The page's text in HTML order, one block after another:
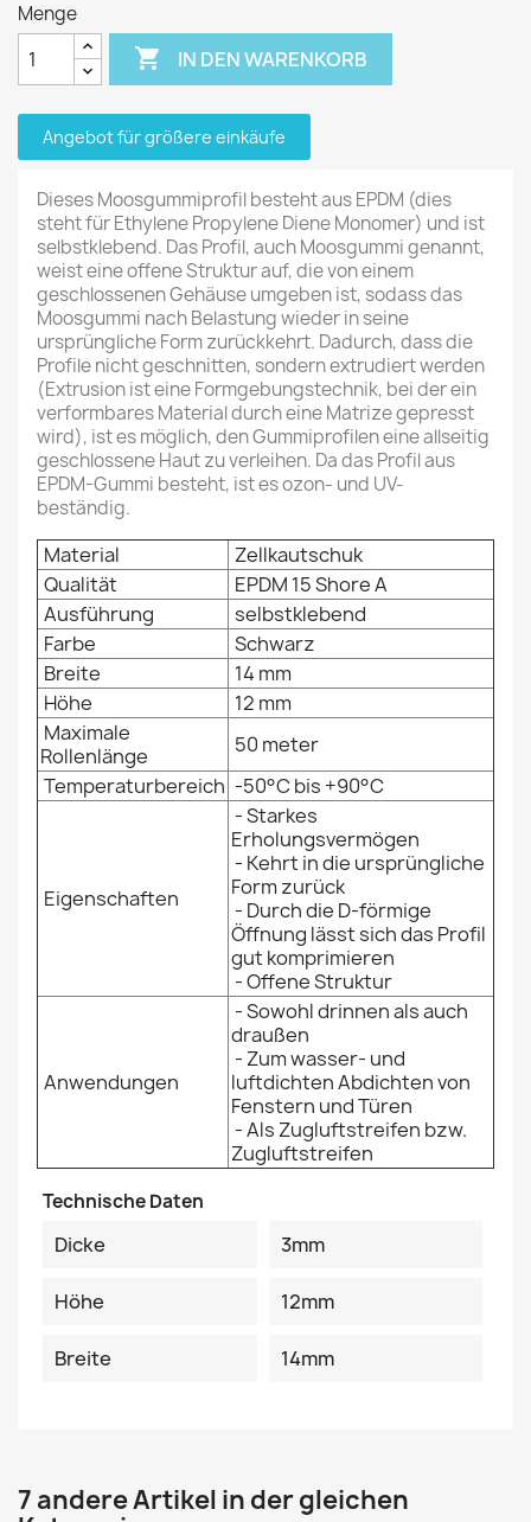
Menge
 IN DEN WARENKORB
Angebot für größere einkäufe
Dieses Moosgummiprofil besteht aus EPDM (dies
steht für Ethylene Propylene Diene Monomer) und ist
selbstklebend. Das Profil, auch Moosgummi genannt,
weist eine offene Struktur auf, die von einem
geschlossenen Gehäuse umgeben ist, sodass das
Moosgummi nach Belastung wieder in seine
ursprüngliche Form zurückkehrt. Dadurch, dass die
Profile nicht geschnitten, sondern extrudiert werden
(Extrusion ist eine Formgebungstechnik, bei der ein
verformbares Material durch eine Matrize gepresst
wird), ist es möglich, den Gummiprofilen eine allseitig
geschlossene Haut zu verleihen. Da das Profil aus
EPDM-Gummi besteht, ist es ozon- und UV-
beständig.
Material
Zellkautschuk
Qualität
EPDM 15 Shore A
Ausführung
selbstklebend
Farbe
Schwarz
Breite
14 mm
Höhe
12 mm
Maximale
Rollenlänge
50 meter
Temperaturbereich -50°C bis +90°C
Eigenschaften
- Starkes
Erholungsvermögen
- Kehrt in die ursprüngliche
Form zurück
- Durch die D-förmige
Öffnung lässt sich das Profil
gut komprimieren
-Offene Struktur
Anwendungen
-Sowohl drinnen als auch
draußen
- Zum wasser- und
luftdichten Abdichten von
Fenstern und Türen
-Als Zugluftstreifen bzw.
Zugluftstreifen
Technische Daten
Dicke 3mm
Höhe 12mm
Breite 14mm
7 andere Artikel in der gleichen